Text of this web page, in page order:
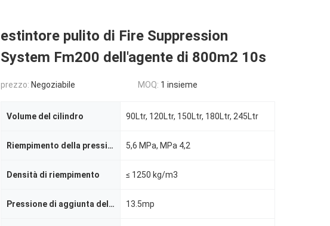
estintore pulito di Fire Suppression
System Fm200 dell'agente di 800m2 10s
prezzo: Negoziabile MOQ: 1 insieme
Volume del cilindro 90Ltr, 120Ltr, 150Ltr, 180Ltr, 245Ltr
Riempimento della pressione 5,6 MPa, MPa 4,2
Densità di riempimento ≤ 1250 kg/m3
Pressione di aggiunta della pressione 13.5mp